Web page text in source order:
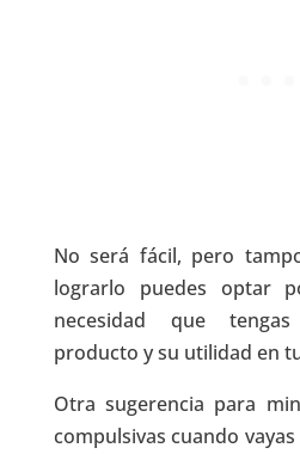
No será fácil, pero
lograrlo puedes optar
necesidad que
producto y su utilidad en
Otra sugerencia para
compulsivas cuando